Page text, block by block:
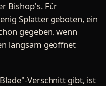
Bishop's. Für
Splatter geboten, ein
gegeben, wenn
langsam geöffnet
Verschnitt gibt, ist